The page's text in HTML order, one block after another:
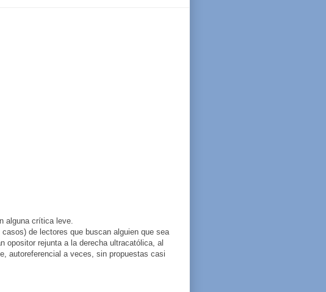
alguna crítica leve.
de lectores que buscan alguien que sea
opositor rejunta a la derecha ultracatólica, al
autoreferencial a veces, sin propuestas casi